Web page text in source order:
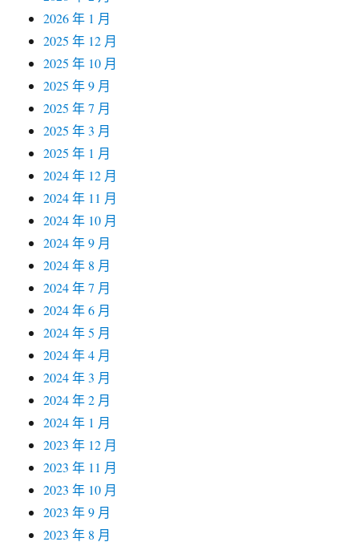
2026 年 1 月
2025 年 12 月
2025 年 10 月
2025 年 9 月
2025 年 7 月
2025 年 3 月
2025 年 1 月
2024 年 12 月
2024 年 11 月
2024 年 10 月
2024 年 9 月
2024 年 8 月
2024 年 7 月
2024 年 6 月
2024 年 5 月
2024 年 4 月
2024 年 3 月
2024 年 2 月
2024 年 1 月
2023 年 12 月
2023 年 11 月
2023 年 10 月
2023 年 9 月
2023 年 8 月